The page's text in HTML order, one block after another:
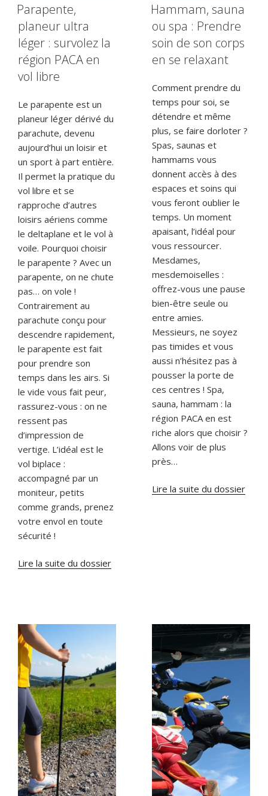
Parapente,
planeur ultra
léger : survolez la
région PACA en
vol libre
Le parapente est un
planeur léger dérivé du
parachute, devenu
aujourd’hui un loisir et
un sport à part entière.
Il permet la pratique du
vol libre et se
rapproche d’autres
loisirs aériens comme
le deltaplane et le vol à
voile. Pourquoi choisir
le parapente ? Avec un
parapente, on ne chute
pas… on vole !
Contrairement au
parachute conçu pour
descendre rapidement,
le parapente est fait
pour prendre son
temps dans les airs. Si
le vide vous fait peur,
rassurez-vous : on ne
ressent pas
d’impression de
vertige. L’idéal est le
vol biplace :
accompagné par un
moniteur, petits
comme grands, prenez
votre envol en toute
sécurité !
Lire la suite du dossier
Hammam, sauna
ou spa : Prendre
soin de son corps
en se relaxant
Comment prendre du
temps pour soi, se
détendre et même
plus, se faire dorloter ?
Spas, saunas et
hammams vous
donnent accès à des
espaces et soins qui
vous feront oublier le
temps. Un moment
apaisant, l’idéal pour
vous ressourcer.
Mesdames,
mesdemoiselles :
offrez-vous une pause
bien-être seule ou
entre amies.
Messieurs, ne soyez
pas timides et vous
aussi n’hésitez pas à
pousser la porte de
ces centres ! Spa,
sauna, hammam : la
région PACA en est
riche alors que choisir ?
Allons voir de plus
près…
Lire la suite du dossier